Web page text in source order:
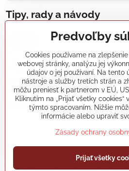
Tipy, rady a návody
Realizácie záhradných jazierok, bazénov,
Články a blogy
Rady a návody
koikapre/
©2026
Predvoľby súkromiaZásady
Predvoľby
Cookies používame na
webovej stránky, analýzu jej
údajov o jej používaní. Na tento
nástroje a služby tretích strán a
môžu preniesť k partnerom v EÚ,
Kliknutím na „Prijať všetky cookies“
týmto spracovaním. Nižšie
informácie alebo upraviť
Zásady ochrany
Prijať všetky